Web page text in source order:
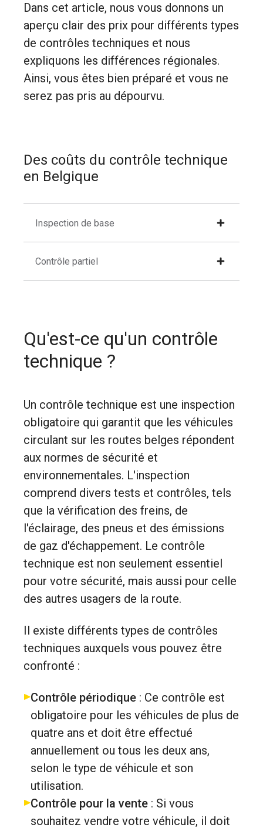
Dans cet article, nous vous donnons un
aperçu clair des prix pour différents types
de contrôles techniques et nous
expliquons les différences régionales.
Ainsi, vous êtes bien préparé et vous ne
serez pas pris au dépourvu.
Des coûts du contrôle technique
en Belgique
Inspection de base
Contrôle partiel
Qu'est-ce qu'un contrôle
technique ?
Un contrôle technique est une inspection
obligatoire qui garantit que les véhicules
circulant sur les routes belges répondent
aux normes de sécurité et
environnementales. L'inspection
comprend divers tests et contrôles, tels
que la vérification des freins, de
l'éclairage, des pneus et des émissions
de gaz d'échappement. Le contrôle
technique est non seulement essentiel
pour votre sécurité, mais aussi pour celle
des autres usagers de la route.
Il existe différents types de contrôles
techniques auxquels vous pouvez être
confronté :
Contrôle périodique : Ce contrôle est
obligatoire pour les véhicules de plus de
quatre ans et doit être effectué
annuellement ou tous les deux ans,
selon le type de véhicule et son
utilisation.
Contrôle pour la vente : Si vous
souhaitez vendre votre véhicule, il doit